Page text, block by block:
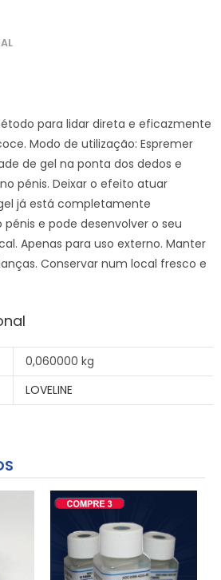
para lidar direta e eficazmente
Modo de utilização: Espremer
de gel na ponta dos dedos e
pénis. Deixar o efeito atuar
já está completamente
e pode desenvolver o seu
Apenas para uso externo. Manter
Conservar num local fresco e
0,060000 kg
LOVELINE